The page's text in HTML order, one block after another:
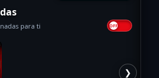
para ti
❯